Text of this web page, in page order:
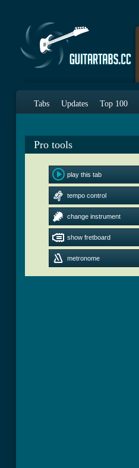
Tabs Updates Top 100
Pro tools
play this tab
tempo control
change instrument
show fretboard
metronome